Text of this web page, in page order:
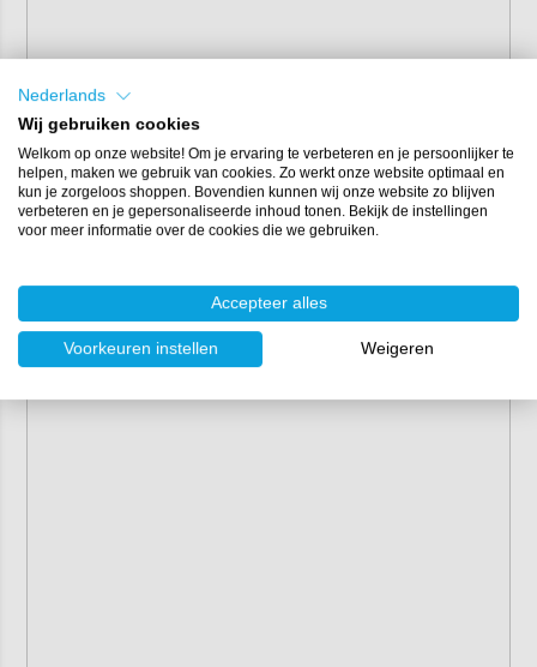
Nederlands
Wij gebruiken cookies
Welkom op onze website! Om je ervaring te verbeteren en je persoonlijker te
helpen, maken we gebruik van cookies. Zo werkt onze website optimaal en
kun je zorgeloos shoppen. Bovendien kunnen wij onze website zo blijven
verbeteren en je gepersonaliseerde inhoud tonen. Bekijk de instellingen
voor meer informatie over de cookies die we gebruiken.
Accepteer alles
Voorkeuren instellen Weigeren